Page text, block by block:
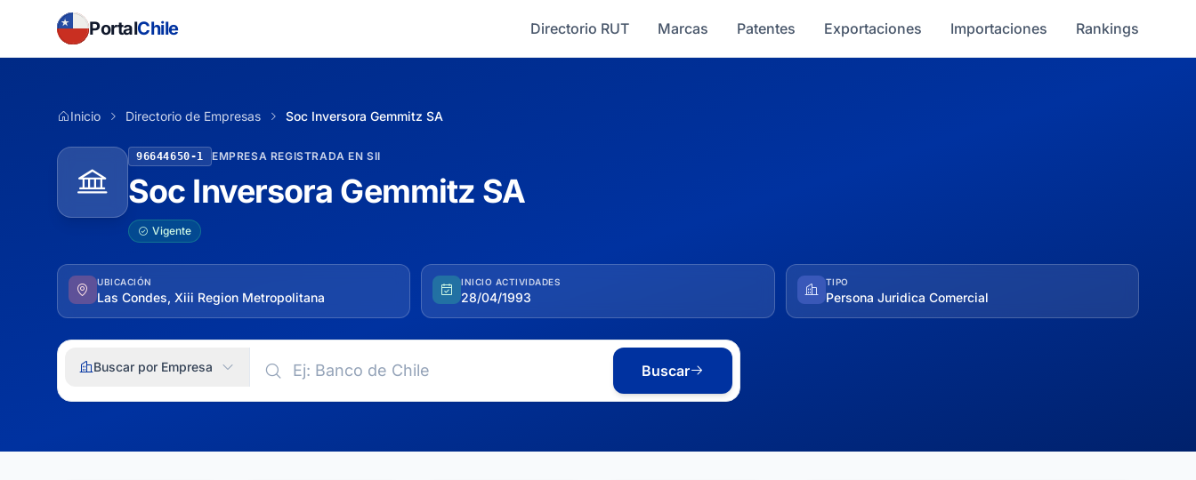
PortalChile Directorio RUT Marcas Patentes Exportaciones Importaciones Rankings
Inicio Directorio de Empresas Soc Inversora Gemmitz SA
96644650-1 EMPRESA REGISTRADA EN SII
Soc Inversora Gemmitz SA
Vigente
UBICACIÓN
Las Condes, Xiii Region Metropolitana
INICIO ACTIVIDADES
28/04/1993
TIPO
Persona Juridica Comercial
Buscar por Empresa Buscar